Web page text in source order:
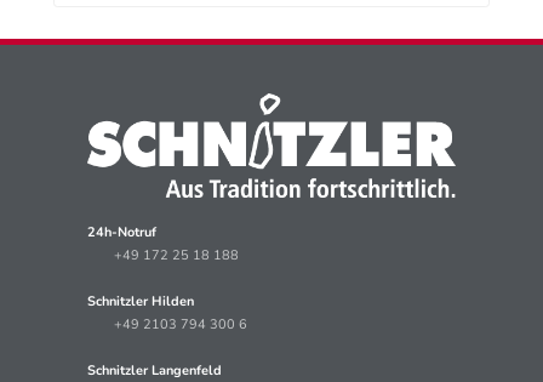
24h-Notruf
+49 172 25 18 188
Schnitzler Hilden
+49 2103 794 300 6
Schnitzler Langenfeld